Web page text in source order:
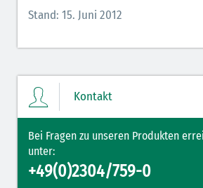
Stand: 15. Juni 2012
Kontakt
Bei Fragen zu unseren Produkten
unter:
+49(0)2304/759-0